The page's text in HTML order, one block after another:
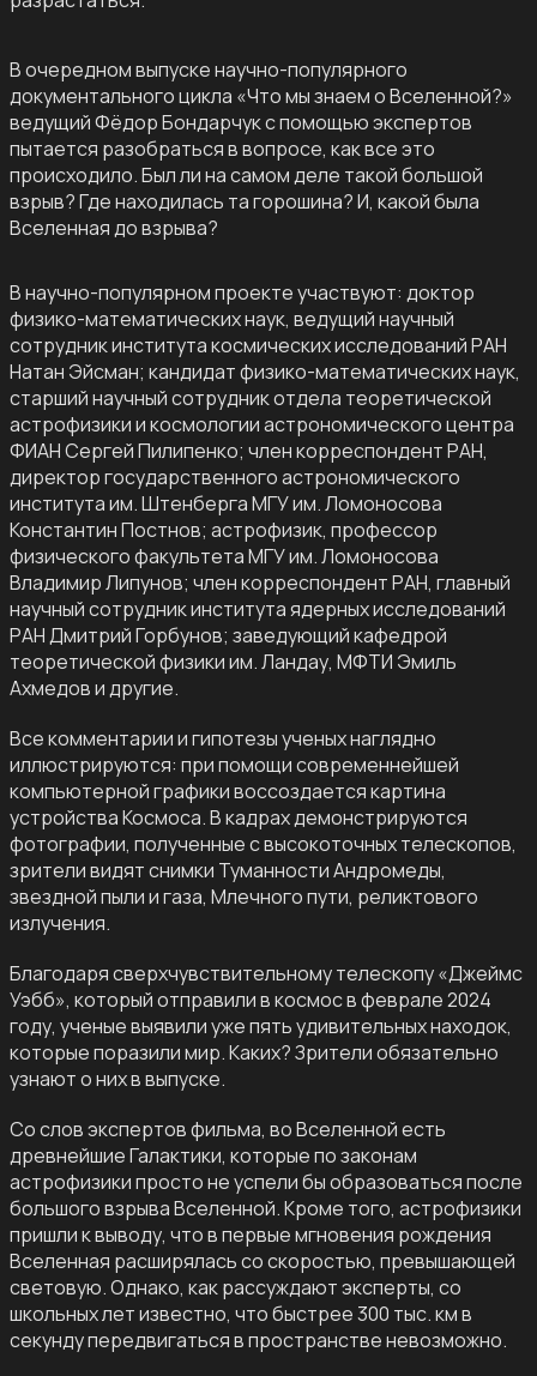
В очередном выпуске научно-популярного
документального цикла «Что мы знаем о Вселенной?»
ведущий Фёдор Бондарчук с помощью экспертов
пытается разобраться в вопросе, как все это
происходило. Был ли на самом деле такой большой
взрыв? Где находилась та горошина? И, какой была
Вселенная до взрыва?
В научно-популярном проекте участвуют: доктор
физико-математических наук, ведущий научный
сотрудник института космических исследований РАН
Натан Эйсман; кандидат физико-математических наук,
старший научный сотрудник отдела теоретической
астрофизики и космологии астрономического центра
ФИАН Сергей Пилипенко; член корреспондент РАН,
директор государственного астрономического
института им. Штенберга МГУ им. Ломоносова
Константин Постнов; астрофизик, профессор
физического факультета МГУ им. Ломоносова
Владимир Липунов; член корреспондент РАН, главный
научный сотрудник института ядерных исследований
РАН Дмитрий Горбунов; заведующий кафедрой
теоретической физики им. Ландау, МФТИ Эмиль
Ахмедов и другие.
Все комментарии и гипотезы ученых наглядно
иллюстрируются: при помощи современнейшей
компьютерной графики воссоздается картина
устройства Космоса. В кадрах демонстрируются
фотографии, полученные с высокоточных телескопов,
зрители видят снимки Туманности Андромеды,
звездной пыли и газа, Млечного пути, реликтового
излучения.
Благодаря сверхчувствительному телескопу «Джеймс
Уэбб», который отправили в космос в феврале 2024
году, ученые выявили уже пять удивительных находок,
которые поразили мир. Каких? Зрители обязательно
узнают о них в выпуске.
Со слов экспертов фильма, во Вселенной есть
древнейшие Галактики, которые по законам
астрофизики просто не успели бы образоваться после
большого взрыва Вселенной. Кроме того, астрофизики
пришли к выводу, что в первые мгновения рождения
Вселенная расширялась со скоростью, превышающей
световую. Однако, как рассуждают эксперты, со
школьных лет известно, что быстрее 300 тыс. км в
секунду передвигаться в пространстве невозможно.